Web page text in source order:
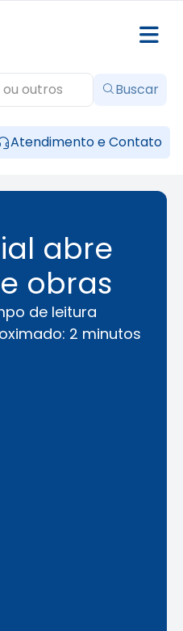
Atendimento e Contato
Buscar
abre
obras
de leitura
2 minutos